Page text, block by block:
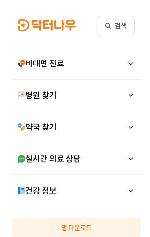
검색
비대면 진료
병원 찾기
약국 찾기
실시간 의료 상담
건강 정보
앱 다운로드